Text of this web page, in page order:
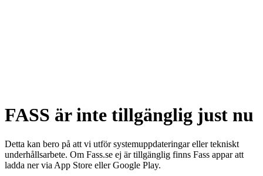
FASS är inte tillgänglig just nu
Detta kan bero på att vi utför systemuppdateringar eller tekniskt
underhållsarbete. Om Fass.se ej är tillgänglig finns Fass appar att
ladda ner via App Store eller Google Play.